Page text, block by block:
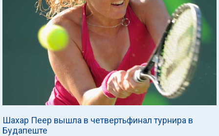
Шахар Пеер вышла в четвертьфинал турнира в
Будапеште